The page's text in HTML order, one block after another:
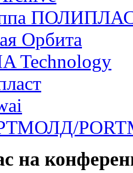
Орбита
Technology
на